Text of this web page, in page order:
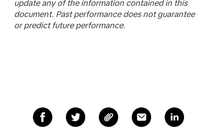
update any of the information contained in this
document. Past performance does not guarantee
or predict future performance.